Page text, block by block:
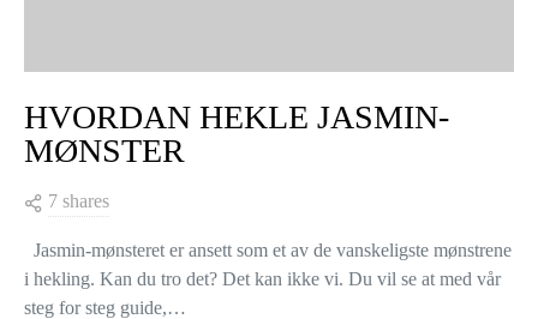
HVORDAN HEKLE JASMIN-
MØNSTER
7 shares
Jasmin-mønsteret er ansett som et av de vanskeligste mønstrene
i hekling. Kan du tro det? Det kan ikke vi. Du vil se at med vår
steg for steg guide,…